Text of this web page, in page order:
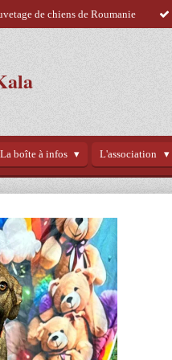
de chiens de Roumanie
La boîte à infos L'association